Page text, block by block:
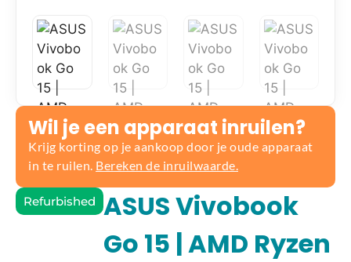
Wil je een apparaat inruilen?
Krijg korting op je aankoop door je oude apparaat
in te ruilen. Bereken de inruilwaarde.
Refurbished ASUS Vivobook
Go 15 | AMD Ryzen